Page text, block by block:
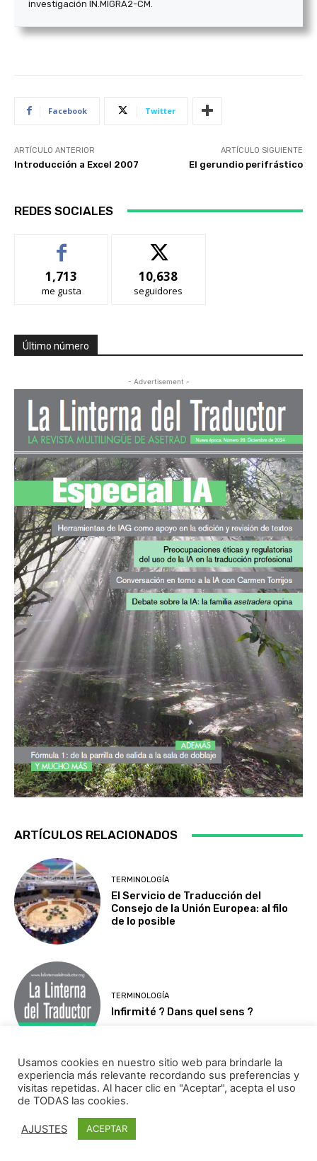
investigación IN.MIGRA2-CM.
Facebook Twitter
ARTÍCULO ANTERIOR
Introducción a Excel 2007
ARTÍCULO SIGUIENTE
El gerundio perifrástico
REDES SOCIALES
1,713
me gusta
10,638
seguidores
Último número
- Advertisement -
ARTÍCULOS RELACIONADOS
TERMINOLOGÍA
El Servicio de Traducción del
Consejo de la Unión Europea: al filo
de lo posible
TERMINOLOGÍA
Infirmité ? Dans quel sens ?
TERMINOLOGÍA
¿Interrelación cultural o retención
terminológica?
Usamos cookies en nuestro sitio web para brindarle la
experiencia más relevante recordando sus preferencias y
visitas repetidas. Al hacer clic en "Aceptar", acepta el uso
de TODAS las cookies.
AJUSTES ACEPTAR